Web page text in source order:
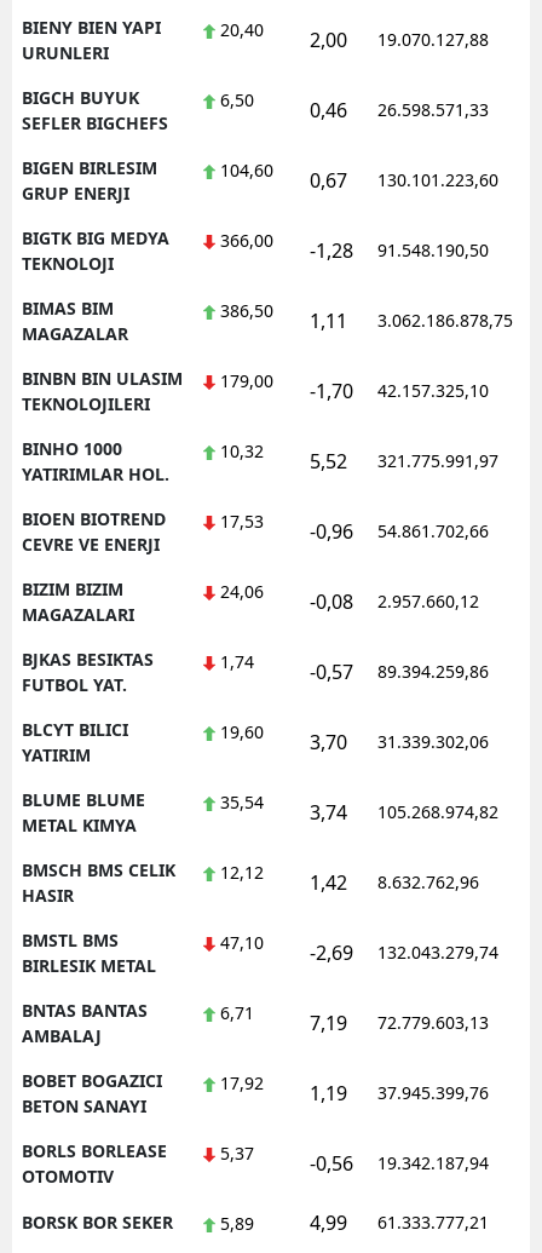
BIENY BIEN YAPI
URUNLERI
20,40 2,00 19.070.127,88
BIGCH BUYUK
SEFLER BIGCHEFS
6,50 0,46 26.598.571,33
BIGEN BIRLESIM
GRUP ENERJI
104,60 0,67 130.101.223,60
BIGTK BIG MEDYA
TEKNOLOJI
366,00 -1,28 91.548.190,50
BIMAS BIM
MAGAZALAR
386,50 1,11 3.062.186.878,75
BINBN BIN ULASIM
TEKNOLOJILERI
179,00 -1,70 42.157.325,10
BINHO 1000
YATIRIMLAR HOL.
10,32 5,52 321.775.991,97
BIOEN BIOTREND
CEVRE VE ENERJI
17,53 -0,96 54.861.702,66
BIZIM BIZIM
MAGAZALARI
24,06 -0,08 2.957.660,12
BJKAS BESIKTAS
FUTBOL YAT.
1,74 -0,57 89.394.259,86
BLCYT BILICI
YATIRIM
19,60 3,70 31.339.302,06
BLUME BLUME
METAL KIMYA
35,54 3,74 105.268.974,82
BMSCH BMS CELIK
HASIR
12,12 1,42 8.632.762,96
BMSTL BMS
BIRLESIK METAL
47,10 -2,69 132.043.279,74
BNTAS BANTAS
AMBALAJ
6,71 7,19 72.779.603,13
BOBET BOGAZICI
BETON SANAYI
17,92 1,19 37.945.399,76
BORLS BORLEASE
OTOMOTIV
5,37 -0,56 19.342.187,94
BORSK BOR SEKER 5,89 4,99 61.333.777,21